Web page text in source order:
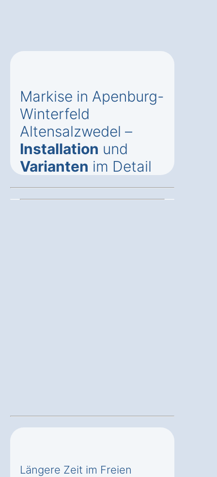
Markise in Apenburg-
Winterfeld
Altensalzwedel –
Installation und
Varianten im Detail
Längere Zeit im Freien